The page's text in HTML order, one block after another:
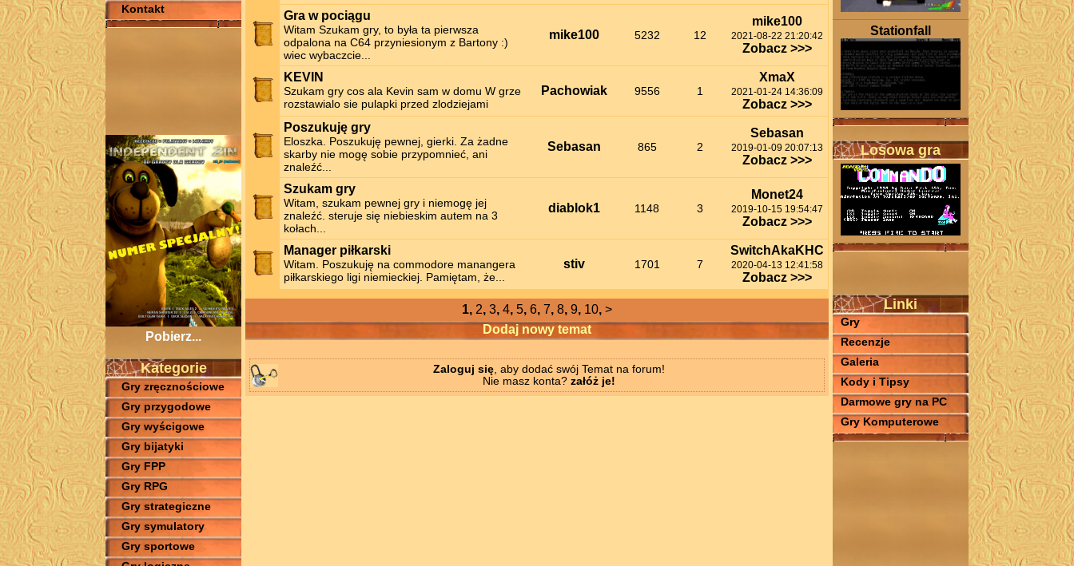
Kontakt
Pobierz...
Kategorie
Gry zręcznościowe
Gry przygodowe
Gry wyścigowe
Gry bijatyki
Gry FPP
Gry RPG
Gry strategiczne
Gry symulatory
Gry sportowe
Gra w pociągu
Witam Szukam gry, to była ta pierwsza
odpalona na C64 przyniesionym z Bartony :)
wiec wybaczcie...
mike100 5232 12
mike100
2021-08-22 21:20:42
Zobacz >>>
KEVIN
Szukam gry cos ala Kevin sam w domu W grze
rozstawialo sie pulapki przed zlodziejami
Pachowiak 9556 1
XmaX
2021-01-24 14:36:09
Zobacz >>>
Poszukuję gry
Eloszka. Poszukuję pewnej, gierki. Za żadne
skarby nie mogę sobie przypomnieć, ani
znaleźć...
Sebasan 865 2
Sebasan
2019-01-09 20:07:13
Zobacz >>>
Szukam gry
Witam, szukam pewnej gry i niemogę jej
znaleźć. steruje się niebieskim autem na 3
kołach...
diablok1 1148 3
Monet24
2019-10-15 19:54:47
Zobacz >>>
Manager piłkarski
Witam. Poszukuję na commodore manangera
piłkarskiego ligi niemieckiej. Pamiętam, że...
stiv 1701 7
SwitchAkaKHC
2020-04-13 12:41:58
Zobacz >>>
1, 2, 3, 4, 5, 6, 7, 8, 9, 10, >
Dodaj nowy temat
Zaloguj się, aby dodać swój Temat na forum!
Nie masz konta? załóż je!
Stationfall
Losowa gra
Linki
Gry
Recenzje
Galeria
Kody i Tipsy
Darmowe gry na PC
Gry Komputerowe